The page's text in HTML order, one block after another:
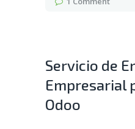
Servicio de
Empresarial
Odoo